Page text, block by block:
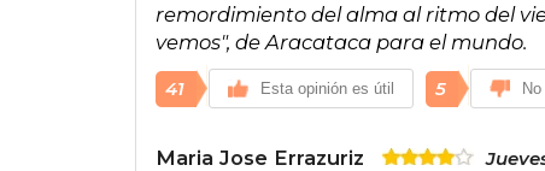
remordimiento del alma al ritmo del
vemos", de Aracataca para el mundo.
41 Esta opinión es útil 5
Maria Jose Errazuriz